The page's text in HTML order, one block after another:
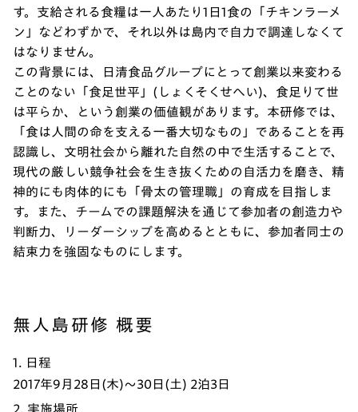
す。支給される食糧は一人あたり1日1食の「チキンラーメ
ン」などわずかで、それ以外は島内で自力で調達しなくて
はなりません。
この背景には、日清食品グループにとって創業以来変わる
ことのない「食足世平」(しょくそくせへい)、食足りて世
は平らか、という創業の価値観があります。本研修では、
「食は人間の命を支える一番大切なもの」であることを再
認識し、文明社会から離れた自然の中で生活することで、
現代の厳しい競争社会を生き抜くための自活力を磨き、精
神的にも肉体的にも「骨太の管理職」の育成を目指しま
す。また、チームでの課題解決を通じて参加者の創造力や
判断力、リーダーシップを高めるとともに、参加者同士の
結束力を強固なものにします。
無人島研修 概要
1. 日程
2017年9月28日(木)～30日(土) 2泊3日
2. 実施場所